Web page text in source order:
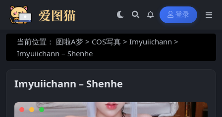
登录
当前位置： 图啦A梦 > COS写真 > Imyuiichann >
Imyuiichann – Shenhe
Imyuiichann – Shenhe